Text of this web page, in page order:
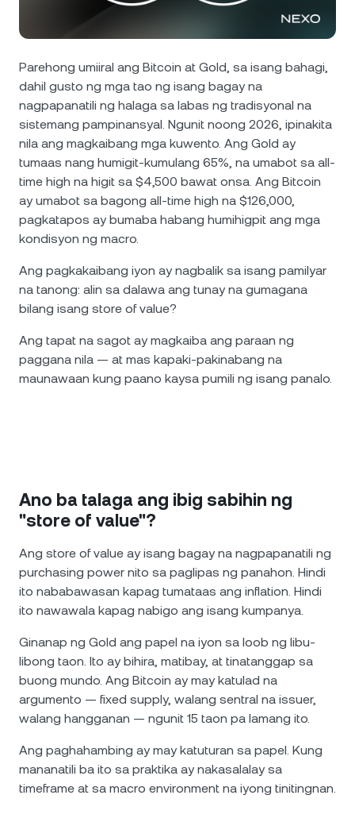
Futures
Nexo Card
Pribadong Kliyente
Loyalty Program
2.42%
Tether USDT 0.04%
USD Coin USDC 0.01%
Polkadot DOT
XRP XRP
Solana SOL
EURC EURC 0.22%
Balita at Mga Insight
Wealth Academy
Parehong umiiral ang Bitcoin at Gold, sa isang bahagi,
dahil gusto ng mga tao ng isang bagay na
nagpapanatili ng halaga sa labas ng tradisyonal na
sistemang pampinansyal. Ngunit noong 2026, ipinakita
nila ang magkaibang mga kuwento. Ang Gold ay
tumaas nang humigit-kumulang 65%, na umabot sa all-
time high na higit sa $4,500 bawat onsa. Ang Bitcoin
ay umabot sa bagong all-time high na $126,000,
pagkatapos ay bumaba habang humihigpit ang mga
kondisyon ng macro.
Ang pagkakaibang iyon ay nagbalik sa isang pamilyar
na tanong: alin sa dalawa ang tunay na gumagana
bilang isang store of value?
Ang tapat na sagot ay magkaiba ang paraan ng
paggana nila — at mas kapaki-pakinabang na
maunawaan kung paano kaysa pumili ng isang panalo.
Ano ba talaga ang ibig sabihin ng
"store of value"?
Ang store of value ay isang bagay na nagpapanatili ng
purchasing power nito sa paglipas ng panahon. Hindi
ito nababawasan kapag tumataas ang inflation. Hindi
ito nawawala kapag nabigo ang isang kumpanya.
Ginanap ng Gold ang papel na iyon sa loob ng libu-
libong taon. Ito ay bihira, matibay, at tinatanggap sa
buong mundo. Ang Bitcoin ay may katulad na
argumento — fixed supply, walang sentral na issuer,
walang hangganan — ngunit 15 taon pa lamang ito.
Ang paghahambing ay may katuturan sa papel. Kung
mananatili ba ito sa praktika ay nakasalalay sa
timeframe at sa macro environment na iyong tinitingnan.